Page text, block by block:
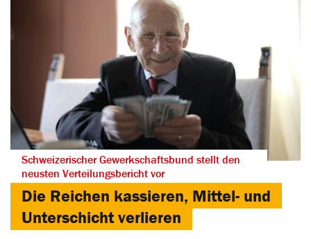
Schweizerischer Gewerkschaftsbund stellt den
neusten Verteilungsbericht vor
Die Reichen kassieren, Mittel- und
Unterschicht verlieren